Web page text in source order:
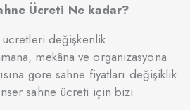
Ücreti Ne kadar?
ücretleri değişkenlik
mekâna ve organizasyona
göre sahne fiyatları değişiklik
sahne ücreti için bizi